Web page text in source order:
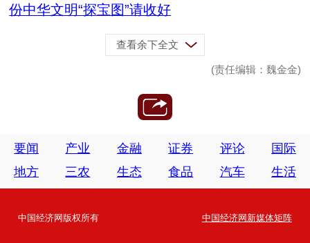
份中华文明“探宝图”请收好
查看余下全文
(责任编辑：魏金金)
要闻 产业 金融 证券 评论
国际
地方
三农 生态 食品 汽车 生活
中国经济网版权所有 中国经济网新媒体矩阵